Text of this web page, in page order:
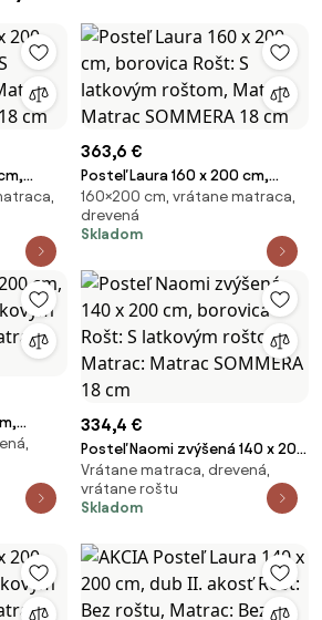
363,6 €
Posteľ Laura 160 x 200 cm,
borovica Rošt: S latkovým
roštom, Matrac: Matrac
SOMMERA 18 cm
160×200 cm, vrátane matraca,
drevená
Skladom
334,4 €
Posteľ Naomi zvýšená 140 x 200
cm, borovica Rošt: S latkovým
roštom, Matrac: Matrac
SOMMERA 18 cm
Vrátane matraca, drevená,
vrátane roštu
Skladom